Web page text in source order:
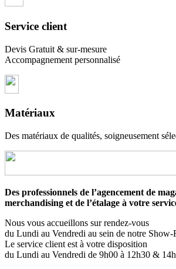
Service client
Devis Gratuit & sur-mesure
Accompagnement personnalisé
Matériaux
Des matériaux de qualités, soigneusement
Des professionnels de l’agencement de
merchandising et de l’étalage à votre
Nous vous accueillons sur rendez-vous
du Lundi au Vendredi au sein de notre Show-
Le service client est à votre disposition
du Lundi au Vendredi de 9h00 à 12h30 &